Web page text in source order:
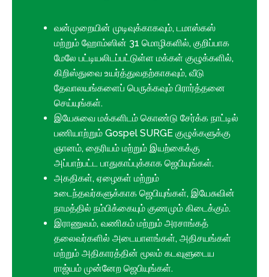
வன்முறையின் முடிவுக்காகவும், டமாஸ்கஸ்
மற்றும் ஹோம்ஸின் 31 மொழிகளில், குறிப்பாக
மேலே பட்டியலிடப்பட்டுள்ள மக்கள் குழுக்களில்,
கிறிஸ்துவை உயர்த்துவதற்காகவும், வீடு
தேவாலயங்களைப் பெருக்கவும் பிரார்த்தனை
செய்யுங்கள்.
இயேசுவை மக்களிடம் கொண்டு சேர்க்க நாட்டில்
பணியாற்றும் Gospel SURGE குழுக்களுக்கு
ஞானம், தைரியம் மற்றும் இயற்கைக்கு
அப்பாற்பட்ட பாதுகாப்புக்காக ஜெபியுங்கள்.
அகதிகள், ஏழைகள் மற்றும்
உடைந்தவர்களுக்காக ஜெபியுங்கள், இயேசுவின்
நாமத்தில் நம்பிக்கையும் குணமும் கிடைக்கும்.
இராணுவம், வணிகம் மற்றும் அரசாங்கத்
தலைவர்களில் அடையாளங்கள், அதிசயங்கள்
மற்றும் அதிகாரத்தின் மூலம் கடவுளுடைய
ராஜ்யம் முன்னேற ஜெபியுங்கள்.